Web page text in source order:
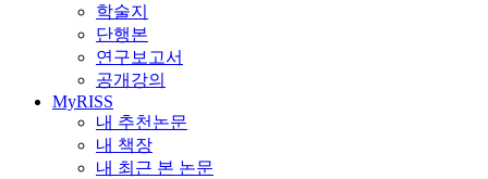
학술지
단행본
연구보고서
공개강의
MyRISS
내 추천논문
내 책장
내 최근 본 논문